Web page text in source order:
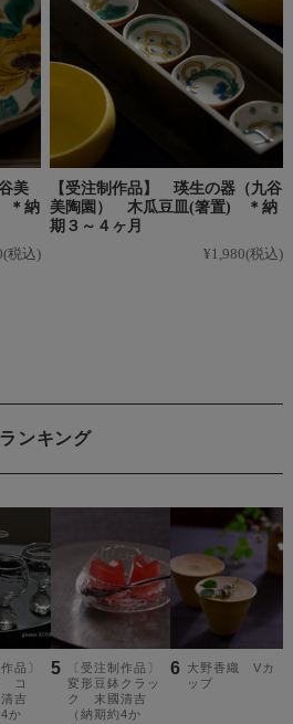
美
＊納
(税込)
【受注制作品】 瑛生の器（九谷
美陶園） 木瓜豆皿(箸置) ＊納
期３～４ヶ月
¥1,980(税込)
ランキング